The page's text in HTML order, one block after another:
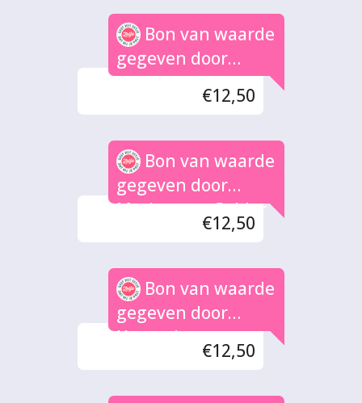
Bon van waarde
gegeven door
Familie Vos
€12,50
Bon van waarde
gegeven door
Marion van Gelder
€12,50
Bon van waarde
gegeven door
Hanny Jansen en
Dick Brethouwer
€12,50